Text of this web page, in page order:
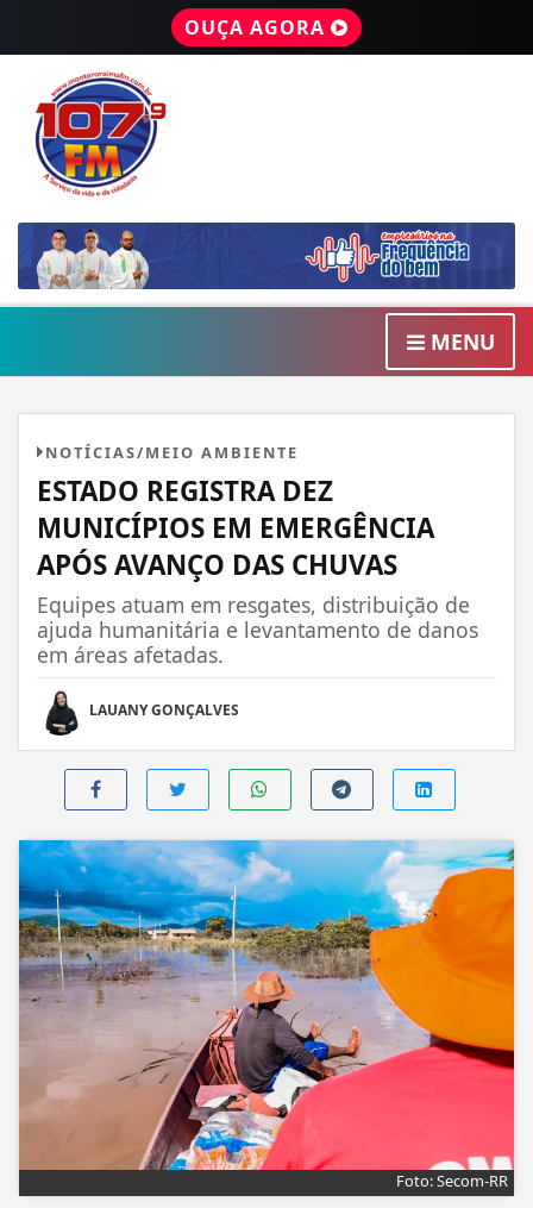
OUÇA AGORA
MENU
NOTÍCIAS/MEIO AMBIENTE
ESTADO REGISTRA DEZ
MUNICÍPIOS EM EMERGÊNCIA
APÓS AVANÇO DAS CHUVAS
Equipes atuam em resgates, distribuição de
ajuda humanitária e levantamento de danos
em áreas afetadas.
LAUANY GONÇALVES
Foto: Secom-RR